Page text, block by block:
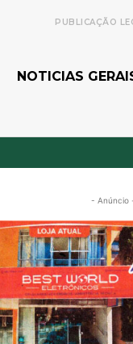
PUBLICAÇÃO
NOTICIAS
- Anúncio